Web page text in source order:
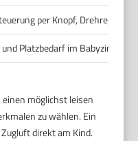
per Knopf, Drehregler
Platzbedarf im Babyzimmer.
möglichst leisen
zu wählen. Ein
direkt am Kind.